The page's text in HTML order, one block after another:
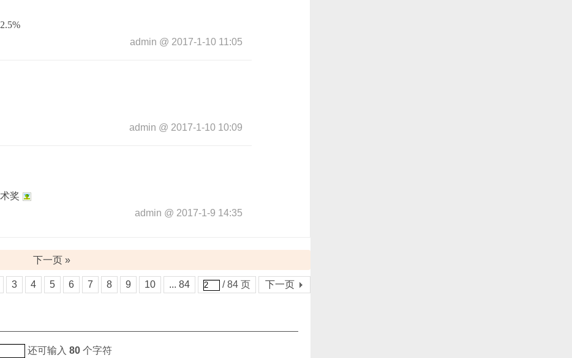
admin @ 2017-1-10 11:05
admin @ 2017-1-10 10:09
奖
admin @ 2017-1-9 14:35
下一页 »
3 4 5 6 7 8 9 10 ... 84 / 84 页 下一页
还可输入80 个字符